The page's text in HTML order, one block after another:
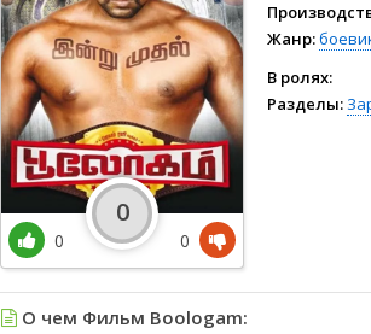
🏅
Жанр:
В ролях:
Разделы:
0
0
0
О чем Фильм Boologam: